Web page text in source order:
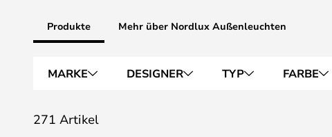
Produkte Mehr über Nordlux Außenleuchten
MARKE DESIGNER TYP FARBE
271 Artikel